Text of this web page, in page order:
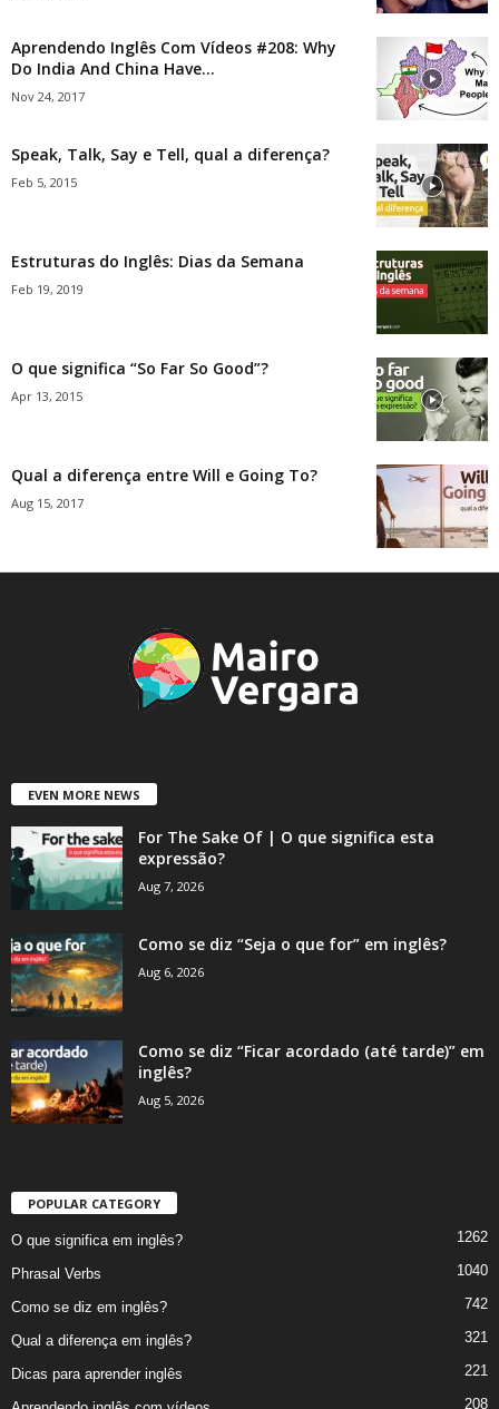
Aprendendo Inglês Com Vídeos #208: Why
Do India And China Have...
Nov 24, 2017
Speak, Talk, Say e Tell, qual a diferença?
Feb 5, 2015
Estruturas do Inglês: Dias da Semana
Feb 19, 2019
O que significa “So Far So Good”?
Apr 13, 2015
Qual a diferença entre Will e Going To?
Aug 15, 2017
EVEN MORE NEWS
For The Sake Of | O que significa esta
expressão?
Aug 7, 2026
Como se diz “Seja o que for” em inglês?
Aug 6, 2026
Como se diz “Ficar acordado (até tarde)” em
inglês?
Aug 5, 2026
POPULAR CATEGORY
O que significa em inglês? 1262
Phrasal Verbs 1040
Como se diz em inglês? 742
Qual a diferença em inglês? 321
Dicas para aprender inglês 221
208